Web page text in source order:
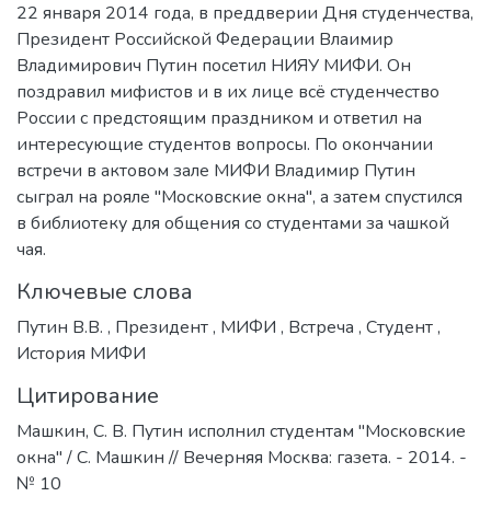
22 января 2014 года, в преддверии Дня студенчества,
Президент Российской Федерации Влаимир
Владимирович Путин посетил НИЯУ МИФИ. Он
поздравил мифистов и в их лице всё студенчество
России с предстоящим праздником и ответил на
интересующие студентов вопросы. По окончании
встречи в актовом зале МИФИ Владимир Путин
сыграл на рояле "Московские окна", а затем спустился
в библиотеку для общения со студентами за чашкой
чая.
Ключевые слова
Путин В.В. , Президент, МИФИ , Встреча , Студент,
История МИФИ
Цитирование
Машкин, С. В. Путин исполнил студентам "Московские
окна" / С. Машкин // Вечерняя Москва: газета. - 2014. -
№ 10